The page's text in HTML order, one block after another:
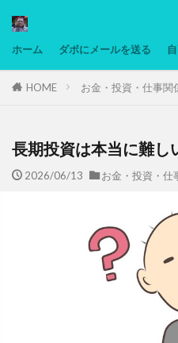
ホーム ダボにメールを送る
HOME お金・投資・仕事関
長期投資は本当に難し
2026/06/13 お金・投資・仕
タグ
マレーシア動画
ヨー